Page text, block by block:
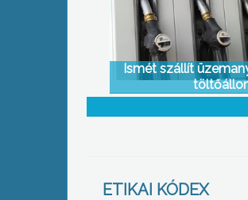
Ismét szállít
ETIKAI KÓDEX